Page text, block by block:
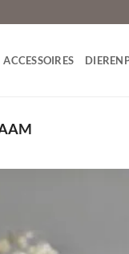
ACCESSOIRES